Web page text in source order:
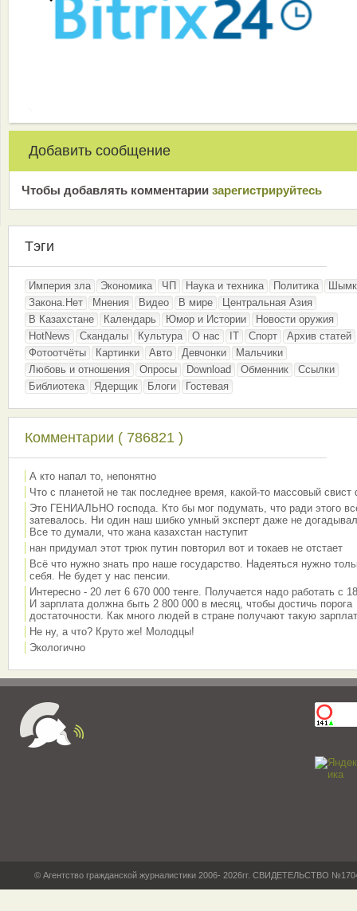
Добавить сообщение
Чтобы добавлять комментарии зарeгиcтрирyйтeсь
Тэги
Империя зла Экономика ЧП Наука и техника Политика
Закона.Нет
Мнения Видео В мире
Центральная Азия
В Казахстане
Календарь Юмор и Истории
Новости оружия
HotNews
Скандалы Культура О нас IT Спорт
Архив статей
Фотоотчёты
Картинки Авто Девчонки
Мальчики
Любовь и отношения
Опросы Download Обменник
Ссылки
Библиотека
Ядерщик Блоги Гостевая
Комментарии ( 786821 )
А кто напал то, непонятно
Что с планетой не так последнее время, какой-то массовый свист
Это ГЕНИАЛЬНО господа. Кто бы мог подумать, что ради этого
затевалось. Ни один наш шибко умный эксперт даже не
Все то думали, что жана казахстан наступит
нан придумал этот трюк путин повторил вот и токаев не отстает
Всё что нужно знать про наше государство. Надеяться нужно
себя. Не будет у нас пенсии.
Интересно - 20 лет 6 670 000 тенге. Получается надо работать с
И зарплата должна быть 2 800 000 в месяц, чтобы достичь порога
достаточности. Как много людей в стране получают такую
Не ну, а что? Круто же! Молодцы!
Экологично
© Агентство гражданской журналистики 2006- 2026гг. СВИДЕТЕЛЬСТВО